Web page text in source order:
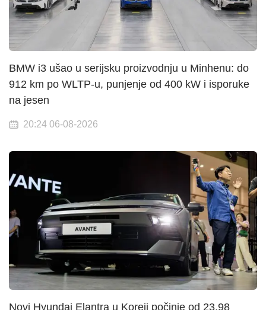
BMW i3 ušao u serijsku proizvodnju u Minhenu: do
912 km po WLTP-u, punjenje od 400 kW i isporuke
na jesen
20:24 06-08-2026
Novi Hyundai Elantra u Koreji počinje od 23,98